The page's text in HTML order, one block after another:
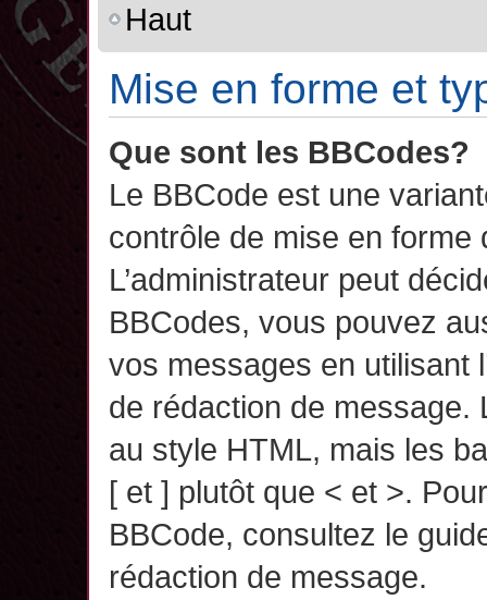
Haut
Mise en forme et
Que sont les BBCodes?
Le BBCode est une
contrôle de mise en forme
L’administrateur peut
BBCodes, vous pouvez
vos messages en utilisant
de rédaction de message.
au style HTML, mais les
[ et ] plutôt que < et >.
BBCode, consultez le
rédaction de message.